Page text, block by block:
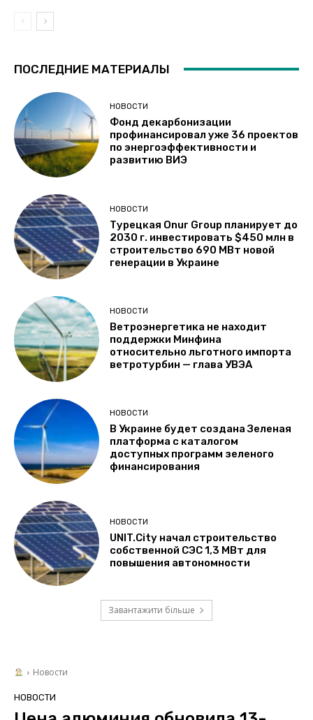
ПОСЛЕДНИЕ МАТЕРИАЛЫ
НОВОСТИ
Фонд декарбонизации
профинансировал уже 36 проектов
по энергоэффективности и
развитию ВИЭ
НОВОСТИ
Турецкая Onur Group планирует до
2030 г. инвестировать $450 млн в
строительство 690 МВт новой
генерации в Украине
НОВОСТИ
Ветроэнергетика не находит
поддержки Минфина
относительно льготного импорта
ветротурбин — глава УВЭА
НОВОСТИ
В Украине будет создана Зеленая
платформа с каталогом
доступных программ зеленого
финансирования
НОВОСТИ
UNIT.City начал строительство
собственной СЭС 1,3 МВт для
повышения автономности
Завантажити більше